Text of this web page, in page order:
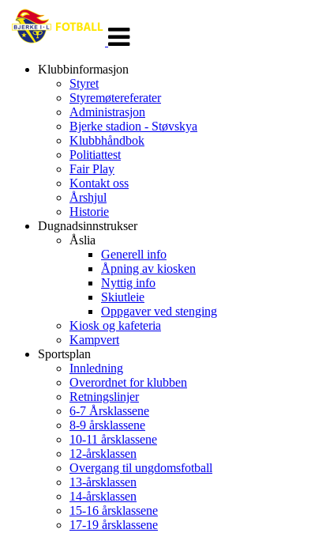
navigasjon
Klubbinformasjon
Styret
Styremøtereferater
Administrasjon
Bjerke stadion - Støvskya
Klubbhåndbok
Politiattest
Fair Play
Kontakt oss
Årshjul
Historie
Dugnadsinnstrukser
Åslia
Generell info
Åpning av kiosken
Nyttig info
Skiutleie
Oppgaver ved stenging
Kiosk og kafeteria
Kampvert
Sportsplan
Innledning
Overordnet for klubben
Retningslinjer
6-7 Årsklassene
8-9 årsklassene
10-11 årsklassene
12-årsklassen
Overgang til ungdomsfotball
13-årsklassen
14-årsklassen
15-16 årsklassene
17-19 årsklassene